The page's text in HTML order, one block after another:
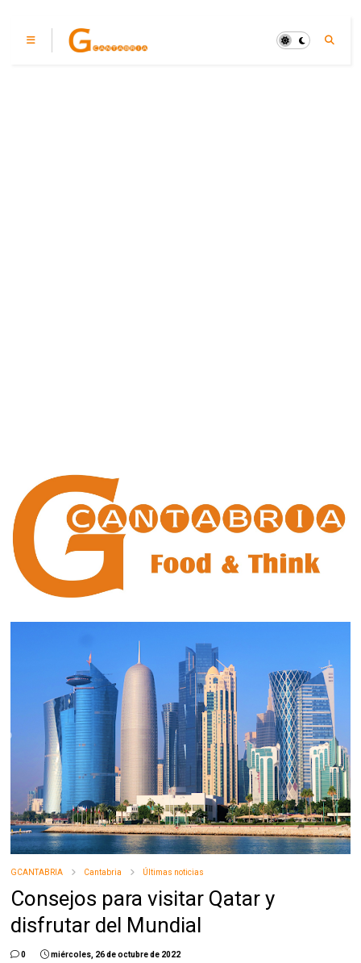
GCANTABRIA Cantabria Últimas noticias
Consejos para visitar Qatar y
disfrutar del Mundial
0 miércoles, 26 de octubre de 2022